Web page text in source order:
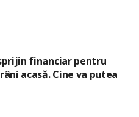
financiar pentru
acasă. Cine va putea